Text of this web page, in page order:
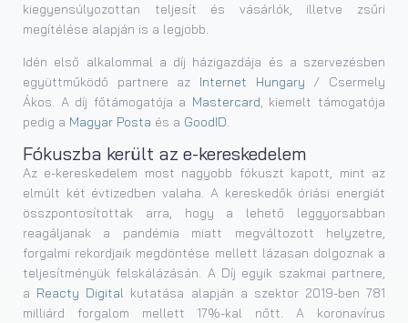
kiegyensúlyozottan teljesít és vásárlók, illetve zsűri
megítélése alapján is a legjobb.
Idén első alkalommal a díj házigazdája és a szervezésben
együttműködő partnere az Internet Hungary / Csermely
Ákos. A díj főtámogatója a Mastercard, kiemelt támogatója
pedig a Magyar Posta és a GoodID.
Fókuszba került az e-kereskedelem
Az e-kereskedelem most nagyobb fókuszt kapott, mint az
elmúlt két évtizedben valaha. A kereskedők óriási energiát
összpontosítottak arra, hogy a lehető leggyorsabban
reagáljanak a pandémia miatt megváltozott helyzetre,
forgalmi rekordjaik megdöntése mellett lázasan dolgoznak a
teljesítményük felskálázásán. A Díj egyik szakmai partnere,
a Reacty Digital kutatása alapján a szektor 2019-ben 781
milliárd forgalom mellett 17%-kal nőtt. A koronavírus